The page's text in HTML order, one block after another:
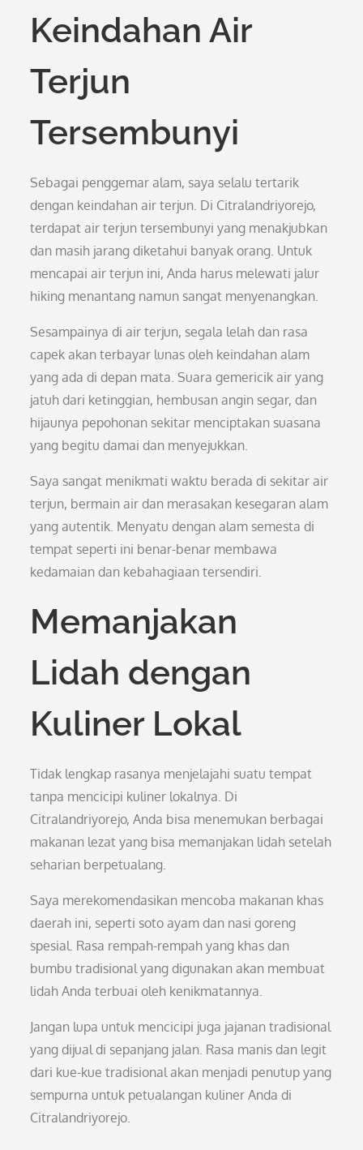
Keindahan Air
Terjun
Tersembunyi
Sebagai penggemar alam, saya selalu tertarik
dengan keindahan air terjun. Di Citralandriyorejo,
terdapat air terjun tersembunyi yang menakjubkan
dan masih jarang diketahui banyak orang. Untuk
mencapai air terjun ini, Anda harus melewati jalur
hiking menantang namun sangat menyenangkan.
Sesampainya di air terjun, segala lelah dan rasa
capek akan terbayar lunas oleh keindahan alam
yang ada di depan mata. Suara gemericik air yang
jatuh dari ketinggian, hembusan angin segar, dan
hijaunya pepohonan sekitar menciptakan suasana
yang begitu damai dan menyejukkan.
Saya sangat menikmati waktu berada di sekitar air
terjun, bermain air dan merasakan kesegaran alam
yang autentik. Menyatu dengan alam semesta di
tempat seperti ini benar-benar membawa
kedamaian dan kebahagiaan tersendiri.
Memanjakan
Lidah dengan
Kuliner Lokal
Tidak lengkap rasanya menjelajahi suatu tempat
tanpa mencicipi kuliner lokalnya. Di
Citralandriyorejo, Anda bisa menemukan berbagai
makanan lezat yang bisa memanjakan lidah setelah
seharian berpetualang.
Saya merekomendasikan mencoba makanan khas
daerah ini, seperti soto ayam dan nasi goreng
spesial. Rasa rempah-rempah yang khas dan
bumbu tradisional yang digunakan akan membuat
lidah Anda terbuai oleh kenikmatannya.
Jangan lupa untuk mencicipi juga jajanan tradisional
yang dijual di sepanjang jalan. Rasa manis dan legit
dari kue-kue tradisional akan menjadi penutup yang
sempurna untuk petualangan kuliner Anda di
Citralandriyorejo.